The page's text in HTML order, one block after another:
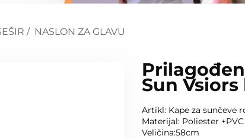
/ NASLON ZA GLAVU
Sun
Artikl: Kape za sunčeve
Materijal: Poliester +PVC
Veličina:58cm